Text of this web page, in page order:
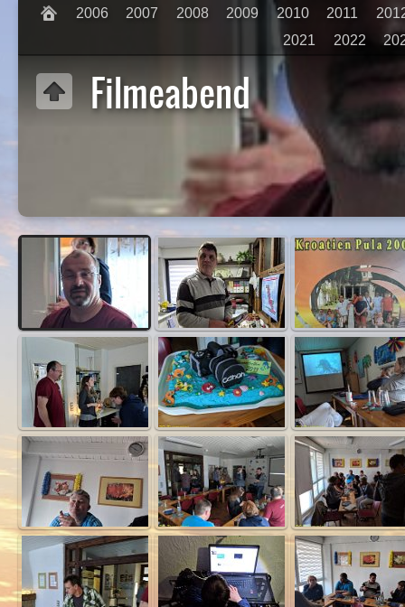
2006 2007 2008 2009 2010 2011
2021
2022
Filmeabend